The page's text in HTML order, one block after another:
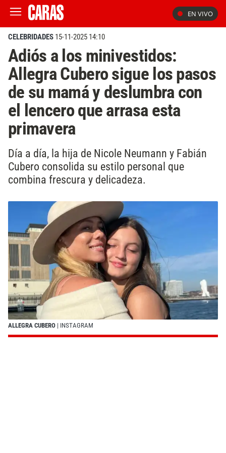
EN VIVO
CELEBRIDADES 15-11-2025 14:10
Adiós a los minivestidos:
Allegra Cubero sigue los pasos
de su mamá y deslumbra con
el lencero que arrasa esta
primavera
Día a día, la hija de Nicole Neumann y Fabián
Cubero consolida su estilo personal que
combina frescura y delicadeza.
ALLEGRA CUBERO | INSTAGRAM